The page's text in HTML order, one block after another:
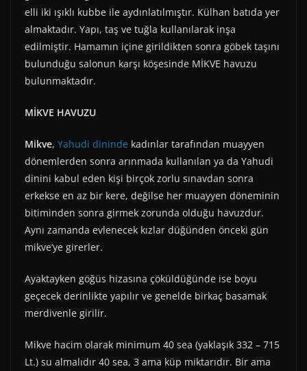
elli iki ışıklı kubbe ile aydınlatılmıştır. Külhan batıda yer
almaktadır. Yapı, taş ve tuğla kullanılarak inşa
edilmiştir. Hamamın içine girildikten sonra göbek taşını
bulunduğu salonun karşı köşesinde MİKVE havuzu
bulunmaktadır.
MİKVE HAVUZU
Mikve, Yahudi dininde kadınlar tarafından muayyen
dönemlerden sonra arınmada kullanılan ya da Yahudi
dinini kabul eden kişi birçok zorlu sınavdan sonra
erkekse en az bir kere, değilse her muayyen döneminin
bitiminden sonra girmek zorunda olduğu havuzdur.
Aynı zamanda evlenecek kızlar düğünden önceki gün
mikve’ye girerler.
Ayaktayken göğüs hizasına çöküldüğünde ise boyu
geçecek derinlikte yapılır ve genelde birkaç basamak
merdivenle girilir.
Mikve hacim olarak minimum 40 sea (yaklaşık 332 – 715
Lt.) su almalıdır 40 sea, 3 ama küp miktarıdır. Bir ama